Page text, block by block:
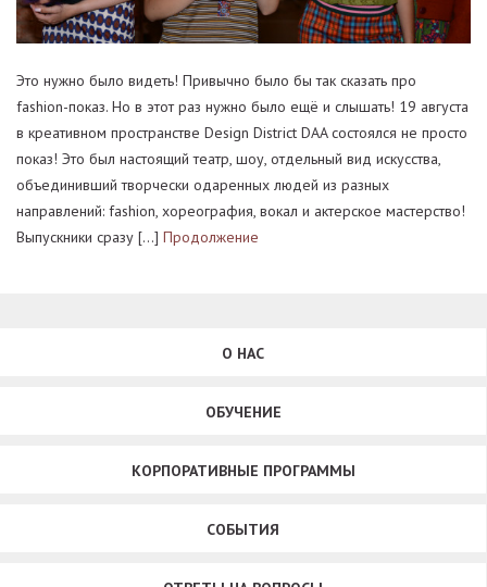
Это нужно было видеть! Привычно было бы так сказать про
fashion-показ. Но в этот раз нужно было ещё и слышать! 19 августа
в креативном пространстве Design District DAA состоялся не просто
показ! Это был настоящий театр, шоу, отдельный вид искусства,
объединивший творчески одаренных людей из разных
направлений: fashion, хореография, вокал и актерское мастерство!
Выпускники сразу […] Продолжение
О НАС
ОБУЧЕНИЕ
КОРПОРАТИВНЫЕ ПРОГРАММЫ
СОБЫТИЯ